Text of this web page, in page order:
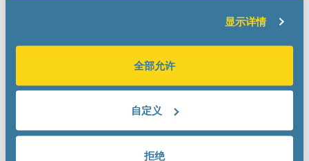
显示详情
全部允许
自定义
拒绝